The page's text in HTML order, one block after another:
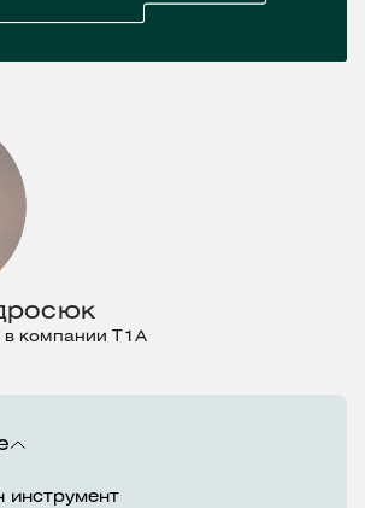
инструмент
компании T1A